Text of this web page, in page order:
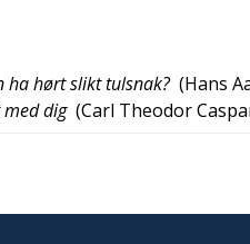
ha hørt slikt tulsnak? (Hans
dig (Carl Theodor